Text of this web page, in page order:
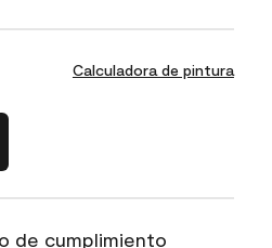
Calculadora de pintura
de cumplimiento